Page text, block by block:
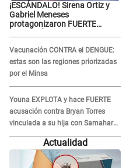
¡ESCÁNDALO! Sirena Ortiz y
Gabriel Meneses
protagonizaron FUERTE
Vacunación CONTRA el DENGUE:
estas son las regiones priorizadas
por el Minsa
Youna EXPLOTA y hace FUERTE
acusación contra Bryan Torres
vinculada a su hija con Samahara
Lobatón: "Le volvió a..."
Actualidad